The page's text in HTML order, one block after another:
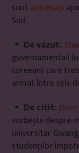
sunt antrenați
Sud.
De văzut:
guvernamentali
coreean) care
armat între cele
De citit:
vorbește despre
universitar
studenților